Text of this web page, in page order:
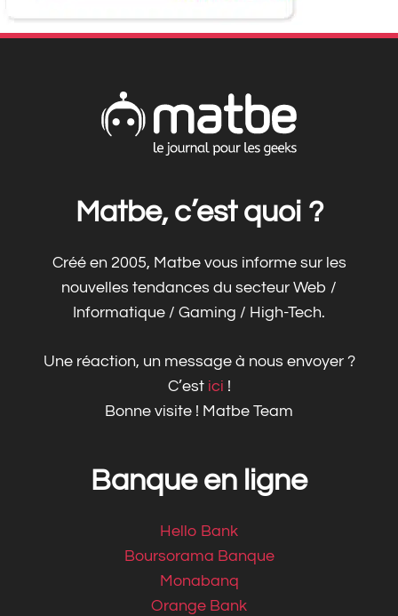
Matbe, c’est quoi ?
Créé en 2005, Matbe vous informe sur les
nouvelles tendances du secteur Web /
Informatique / Gaming / High-Tech.
Une réaction, un message à nous envoyer ?
C’est ici !
Bonne visite ! Matbe Team
Banque en ligne
Hello Bank
Boursorama Banque
Monabanq
Orange Bank